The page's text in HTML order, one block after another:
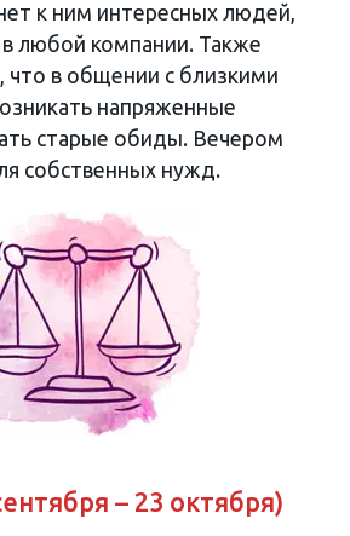
к ним интересных людей,
любой компании. Также
что в общении с близкими
напряженные
старые обиды. Вечером
собственных нужд.
– 23 октября)